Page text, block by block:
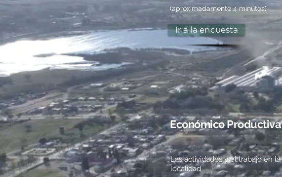
(aproximadamente 4 minutos)
Ir a la encuesta
Económico Productiva
Las actividades y el trabajo en la
localidad